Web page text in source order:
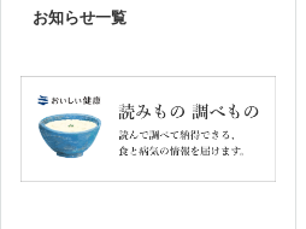
お知らせ一覧